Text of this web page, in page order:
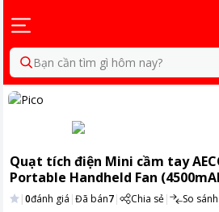
Bạn cần tìm gì hôm nay?
Quạt tích điện Mini cầm tay
Portable Handheld Fan
|0đánh giá |Đã bán7| Chia sẻ| So sánh